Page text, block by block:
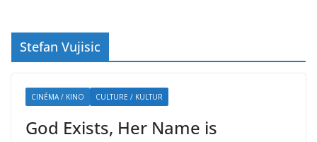
Stefan Vujisic
CINÉMA / KINO CULTURE / KULTUR
God Exists, Her Name is